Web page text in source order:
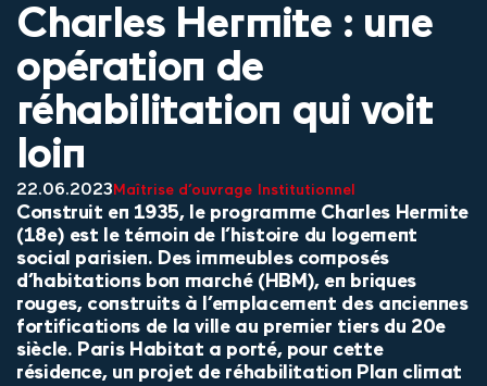
Charles Hermite : une
opération de
réhabilitation qui voit
loin
22.06.2023 Maîtrise d’ouvrage Institutionnel
Construit en 1935, le programme Charles Hermite
(18e) est le témoin de l’histoire du logement
social parisien. Des immeubles composés
d’habitations bon marché (HBM), en briques
rouges, construits à l’emplacement des anciennes
fortifications de la ville au premier tiers du 20e
siècle. Paris Habitat a porté, pour cette
résidence, un projet de réhabilitation Plan climat